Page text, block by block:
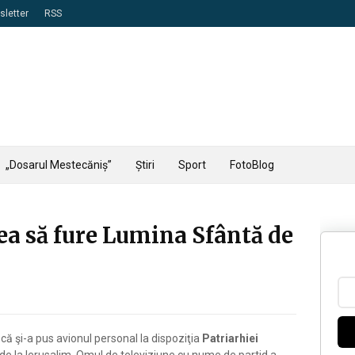
RSS
„Dosarul Mestecăniș” Știri Sport FotoBlog
să fure Lumina Sfântă de
şi-a pus avionul personal la dispoziţia Patriarhiei